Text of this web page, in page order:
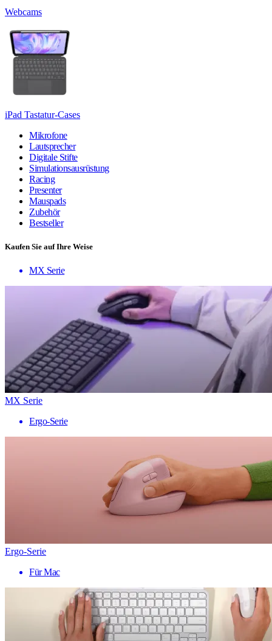
Webcams
iPad Tastatur-Cases
Mikrofone
Lautsprecher
Digitale Stifte
Simulationsausrüstung
Racing
Presenter
Mauspads
Zubehör
Bestseller
Kaufen Sie auf Ihre Weise
MX Serie
MX Serie
Ergo-Serie
Ergo-Serie
Für Mac